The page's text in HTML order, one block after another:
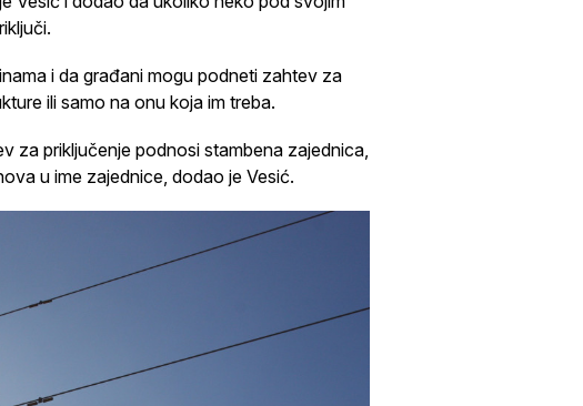
i da građani mogu podneti zahtev za
ili samo na onu koja im treba.
za priključenje podnosi stambena zajednica,
u ime zajednice, dodao je Vesić.